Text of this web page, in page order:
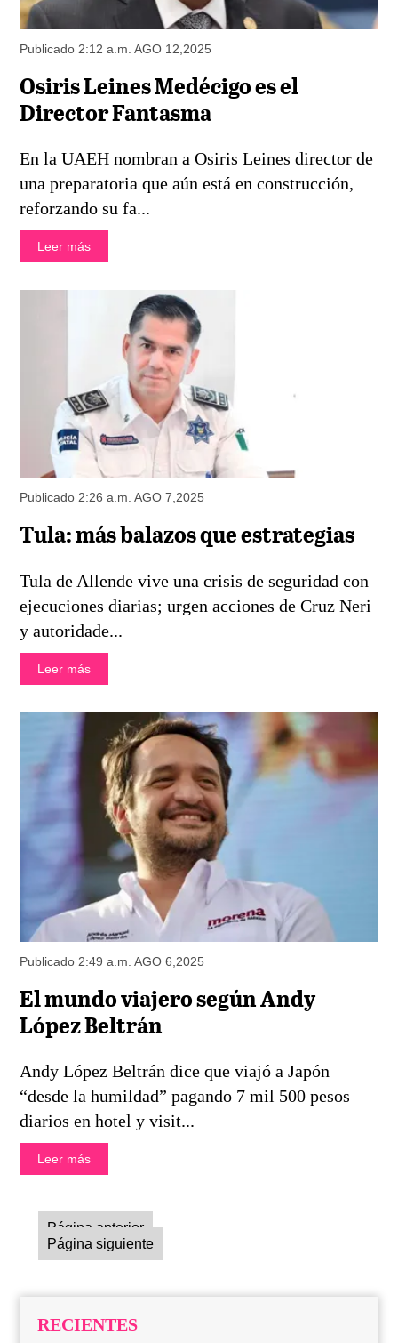
Publicado 2:12 a.m. AGO 12,2025
Osiris Leines Medécigo es el
Director Fantasma
En la UAEH nombran a Osiris Leines director de
una preparatoria que aún está en construcción,
reforzando su fa...
Leer más
Publicado 2:26 a.m. AGO 7,2025
Tula: más balazos que estrategias
Tula de Allende vive una crisis de seguridad con
ejecuciones diarias; urgen acciones de Cruz Neri
y autoridade...
Leer más
Publicado 2:49 a.m. AGO 6,2025
El mundo viajero según Andy
López Beltrán
Andy López Beltrán dice que viajó a Japón
“desde la humildad” pagando 7 mil 500 pesos
diarios en hotel y visit...
Leer más
Página anterior
Página siguiente
RECIENTES